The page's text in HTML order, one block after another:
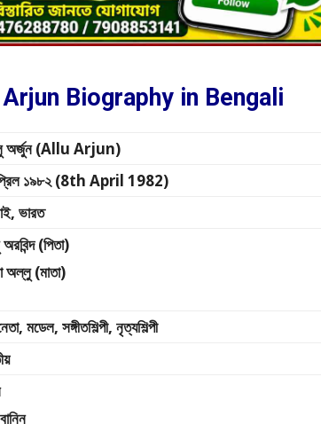
Arjun Biography in Bengali
অর্জুন (Allu Arjun)
১৯৮২ (8th April 1982)
ভারত
(পিতা)
অল্লু (মাতা)
মডেল, সঙ্গীতশিল্পী, নৃত্যশিল্পী